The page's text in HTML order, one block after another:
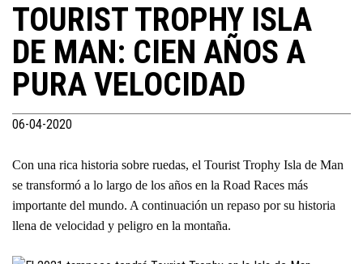
TOURIST TROPHY ISLA
DE MAN: CIEN AÑOS A
PURA VELOCIDAD
06-04-2020
Con una rica historia sobre ruedas, el Tourist Trophy Isla de Man
se transformó a lo largo de los años en la Road Races más
importante del mundo. A continuación un repaso por su historia
llena de velocidad y peligro en la montaña.